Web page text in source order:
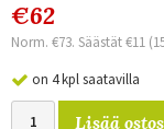
€62
Norm. €73. Säästät €11
on 4 kpl saatavilla
Lisää